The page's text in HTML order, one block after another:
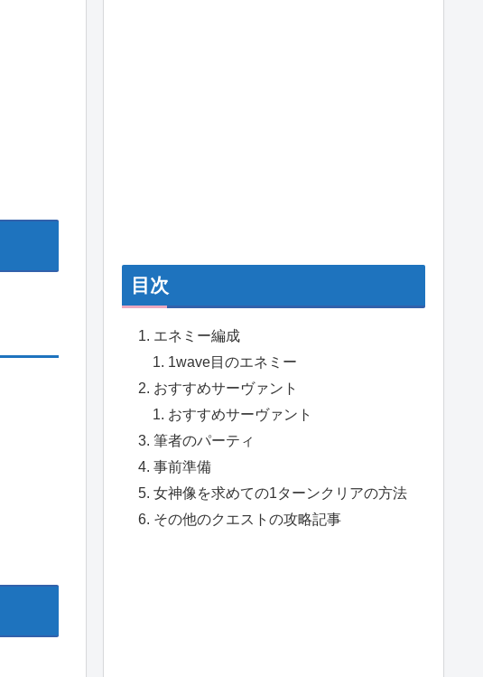
目次
エネミー編成
1wave目のエネミー
おすすめサーヴァント
おすすめサーヴァント
筆者のパーティ
事前準備
女神像を求めての1ターンクリアの方法
その他のクエストの攻略記事